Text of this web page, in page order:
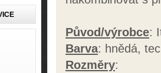
Původ/výrobce:
Barva: hnědá,
Rozměry: